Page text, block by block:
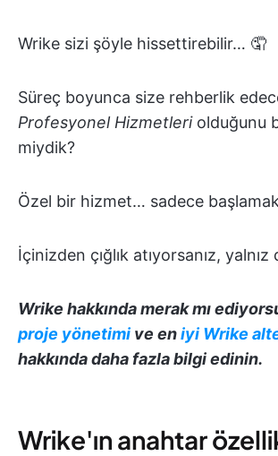
Wrike sizi şöyle hissettirebilir… 🤦
Süreç boyunca size rehberlik
Profesyonel Hizmetleriolduğunu
miydik?
Özel bir hizmet… sadece
İçinizden çığlık atıyorsanız,
Wrike hakkında merak mı
proje yönetimi ve eniyi Wrike
hakkında daha fazla bilgi edinin.
Wrike'ın anahtar